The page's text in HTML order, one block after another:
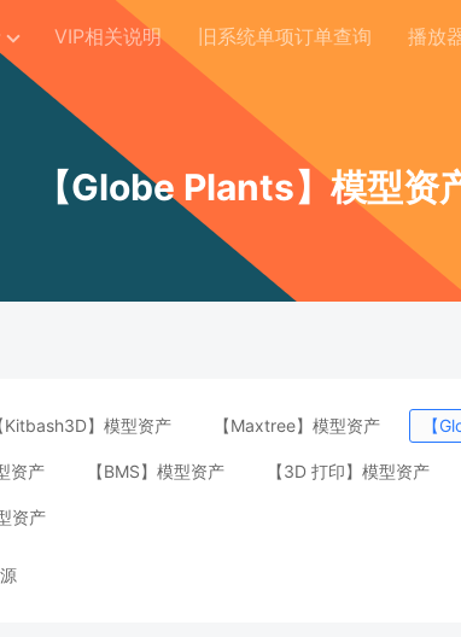
VIP相关说明 旧系统单项订单查询 播放
【Globe Plants】模型资
Kitbash3D】模型资产 【Maxtree】模型资产 【
资产 【BMS】模型资产 【3D 打印】模型资产
资产